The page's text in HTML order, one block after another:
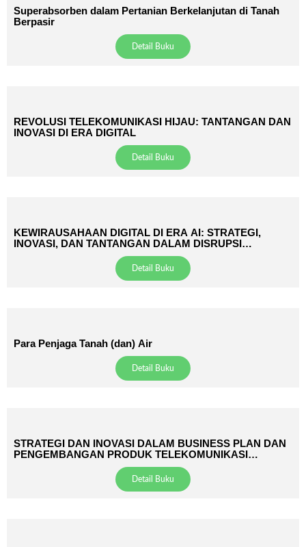
Superabsorben dalam Pertanian Berkelanjutan di Tanah
Berpasir
Detail Buku
REVOLUSI TELEKOMUNIKASI HIJAU: TANTANGAN DAN
INOVASI DI ERA DIGITAL
Detail Buku
KEWIRAUSAHAAN DIGITAL DI ERA AI: STRATEGI,
INOVASI, DAN TANTANGAN DALAM DISRUPSI
Detail Buku
Para Penjaga Tanah (dan) Air
Detail Buku
STRATEGI DAN INOVASI DALAM BUSINESS PLAN DAN
PENGEMBANGAN PRODUK TELEKOMUNIKASI
PERDESAAN: SOLUSI UNTUK KONEKTIVITAS
Detail Buku